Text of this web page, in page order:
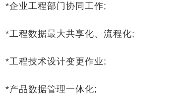
业工程部门协同工作;
程数据最大共享化、流程化;
程技术设计变更作业;
品数据管理一体化;